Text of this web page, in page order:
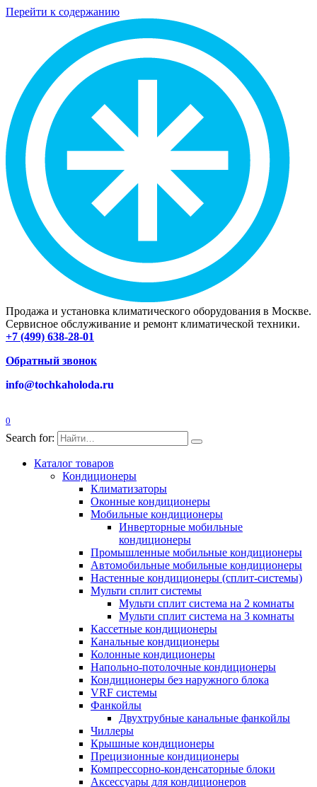
Перейти к содержанию
Продажа и установка климатического оборудования в Москве.
Сервисное обслуживание и ремонт климатической техники.
+7 (499) 638-28-01
Обратный звонок
info@tochkaholoda.ru
0
Search for:
Каталог товаров
Кондиционеры
Климатизаторы
Оконные кондиционеры
Мобильные кондиционеры
Инверторные мобильные
кондиционеры
Промышленные мобильные кондиционеры
Автомобильные мобильные кондиционеры
Настенные кондиционеры (сплит-системы)
Мульти сплит системы
Мульти сплит система на 2 комнаты
Мульти сплит система на 3 комнаты
Кассетные кондиционеры
Канальные кондиционеры
Колонные кондиционеры
Напольно-потолочные кондиционеры
Кондиционеры без наружного блока
VRF системы
Фанкойлы
Двухтрубные канальные фанкойлы
Чиллеры
Крышные кондиционеры
Прецизионные кондиционеры
Компрессорно-конденсаторные блоки
Аксессуары для кондиционеров